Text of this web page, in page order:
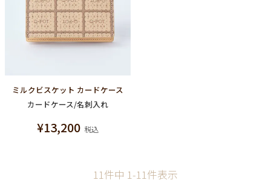
ミルクビスケット カードケース
カードケース/名刺入れ
¥13,200 税込
11件中 1-11件表示